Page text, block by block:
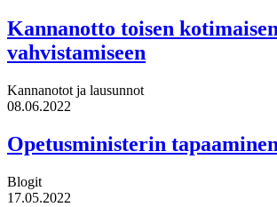
Kannanotto toisen
vahvistamiseen
Kannanotot ja lausunnot
08.06.2022
Opetusministerin
Blogit
17.05.2022